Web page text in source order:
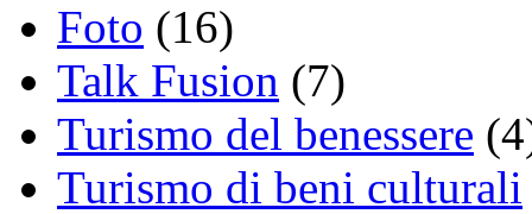
Foto (16)
Talk Fusion (7)
Turismo del benessere
Turismo di beni culturali